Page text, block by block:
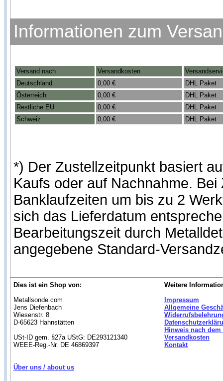
Informationen zum
Versand nach Versandkosten
Deutschland
0,00 €
DHL Paket
Österreich
0,00 €
DHL Paket
Restliche EU
0,00 €
DHL Paket
Schweiz
0,00 € DHL Paket
*) Der Zustellzeitpunkt basiert
Kaufs oder auf Nachnahme.
Banklaufzeiten um bis zu 2
sich das Lieferdatum
Bearbeitungszeit durch
angegebene Standard-
Dies ist ein Shop von:
Metallsonde.com
Jens Diefenbach
Wiesenstr. 8
D-65623 Hahnstätten
USt-ID gem. §27a UStG: DE293121340
WEEE-Reg.-Nr. DE 46869397
Über uns / about us
Weitere
Impressum
Allgemeine
Hinweis nach
Versandkosten
Kontakt